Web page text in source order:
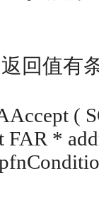
回值有
(
FAR *